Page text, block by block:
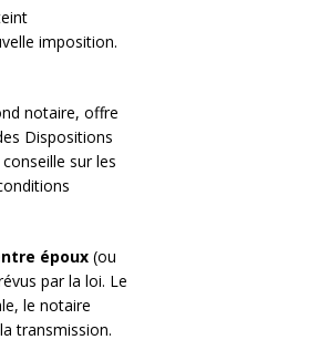
imposition.
notaire, offre
Dispositions
sur les
époux (ou
par la loi. Le
le notaire
transmission.